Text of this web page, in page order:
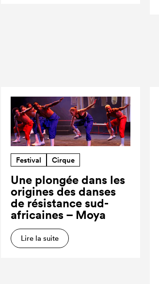
Festival Cirque
Une plongée dans les
origines des danses
de résistance sud-
africaines – Moya
Lire la suite